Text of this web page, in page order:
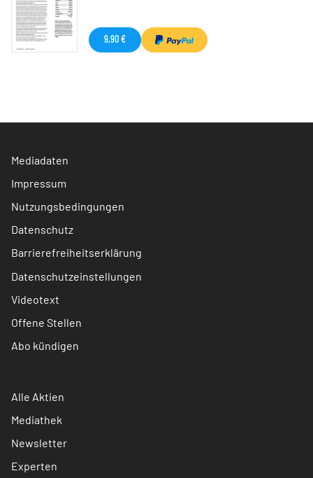
9,90 €
Mediadaten
Impressum
Nutzungsbedingungen
Datenschutz
Barrierefreiheitserklärung
Datenschutzeinstellungen
Videotext
Offene Stellen
Abo kündigen
Alle Aktien
Mediathek
Newsletter
Experten